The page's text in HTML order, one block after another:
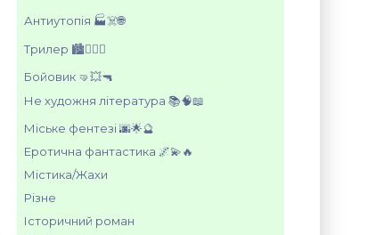
Антиутопія 🏭☠️🌐
Трилер 🏙️🕵️‍♀️🌐
Бойовик 🤜💥🔫
Не художня література 📚🧠📖
Міське фентезі 🌆🌟🔮
Еротична фантастика 🌌💫🔥
Містика/Жахи
Різне
Історичний роман